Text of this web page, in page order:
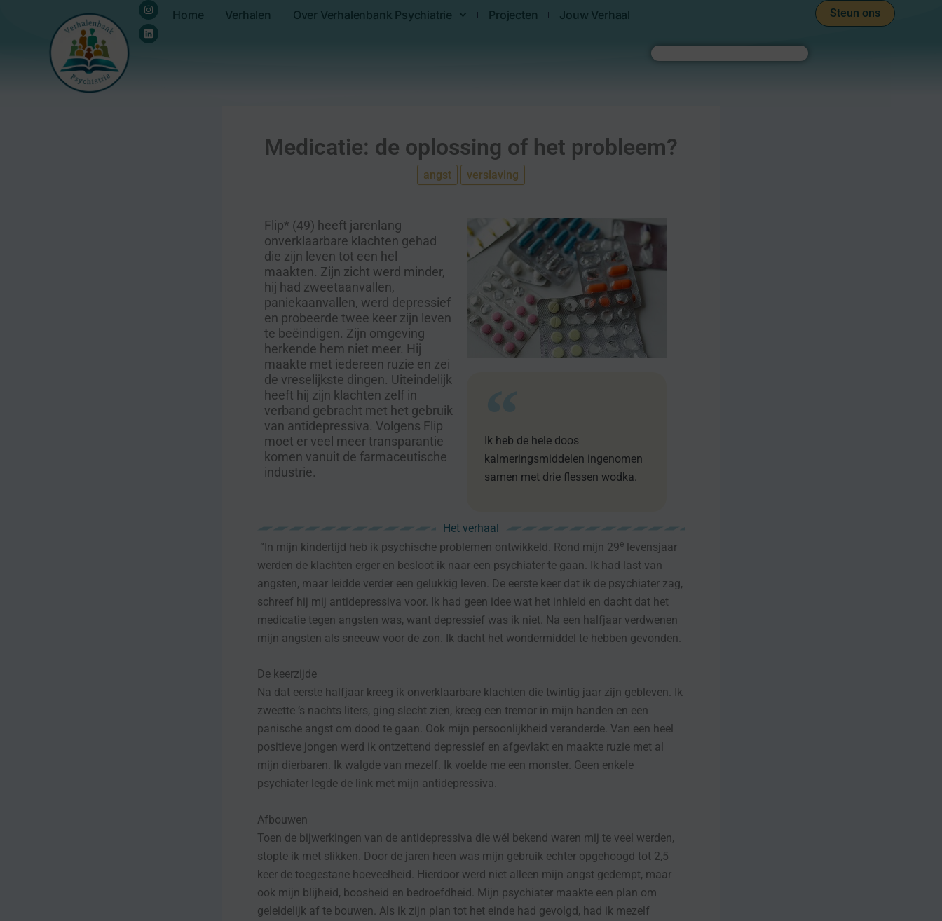
Instagram
Linkedin
Home Verhalen Over Verhalenbank Psychiatrie Projecten Jouw Verhaal
Zoeken
Steun ons
Medicatie: de oplossing of het probleem?
angst verslaving
Flip* (49) heeft jarenlang
onverklaarbare klachten gehad
die zijn leven tot een hel
maakten. Zijn zicht werd minder,
hij had zweetaanvallen,
paniekaanvallen, werd depressief
en probeerde twee keer zijn leven
te beëindigen. Zijn omgeving
herkende hem niet meer. Hij
maakte met iedereen ruzie en zei
de vreselijkste dingen. Uiteindelijk
heeft hij zijn klachten zelf in
verband gebracht met het gebruik
van antidepressiva. Volgens Flip
moet er veel meer transparantie
komen vanuit de farmaceutische
industrie.
Ik heb de hele doos
kalmeringsmiddelen ingenomen
samen met drie flessen wodka.
Het verhaal
“In mijn kindertijd heb ik psychische problemen ontwikkeld. Rond mijn 29e levensjaar
werden de klachten erger en besloot ik naar een psychiater te gaan. Ik had last van
angsten, maar leidde verder een gelukkig leven. De eerste keer dat ik de psychiater zag,
schreef hij mij antidepressiva voor. Ik had geen idee wat het inhield en dacht dat het
medicatie tegen angsten was, want depressief was ik niet. Na een halfjaar verdwenen
mijn angsten als sneeuw voor de zon. Ik dacht het wondermiddel te hebben gevonden.
De keerzijde
Na dat eerste halfjaar kreeg ik onverklaarbare klachten die twintig jaar zijn gebleven. Ik
zweette ‘s nachts liters, ging slecht zien, kreeg een tremor in mijn handen en een
panische angst om dood te gaan. Ook mijn persoonlijkheid veranderde. Van een heel
positieve jongen werd ik ontzettend depressief en afgevlakt en maakte ruzie met al
mijn dierbaren. Ik walgde van mezelf. Ik voelde me een monster. Geen enkele
psychiater legde de link met mijn antidepressiva.
Afbouwen
Toen de bijwerkingen van de antidepressiva die wél bekend waren mij te veel werden,
stopte ik met slikken. Door de jaren heen was mijn gebruik echter opgehoogd tot 2,5
keer de toegestane hoeveelheid. Hierdoor werd niet alleen mijn angst gedempt, maar
ook mijn blijheid, boosheid en bedroefdheid. Mijn psychiater maakte een plan om
geleidelijk af te bouwen. Als ik zijn plan tot het einde had gevolgd, had ik mezelf